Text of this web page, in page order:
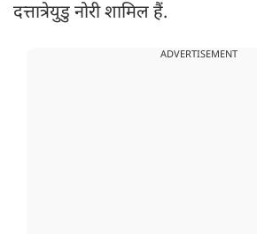
दत्तात्रेयुडु नोरी शामिल हैं.
ADVERTISEMENT